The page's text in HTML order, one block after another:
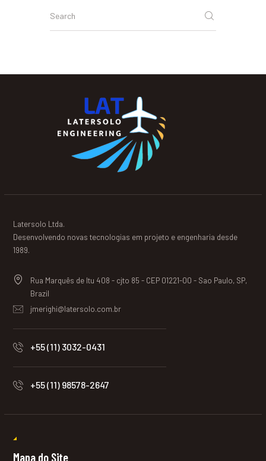
Latersolo Ltda.
Desenvolvendo novas tecnologias em projeto e engenharia desde
1989.
Rua Marquês de Itu 408 - cjto 85 - CEP 01221-00 - Sao Paulo, SP,
Brazil
jmerighi@latersolo.com.br
+55 (11) 3032-0431
+55 (11) 98578-2647
Mapa do Site